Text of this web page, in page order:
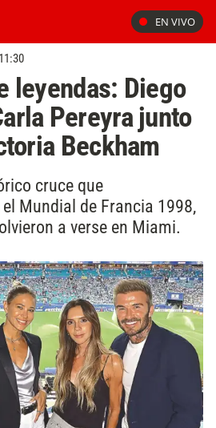
EN VIVO
leyendas: Diego
Pereyra junto
Beckham
cruce que
Mundial de Francia 1998,
a verse en Miami.